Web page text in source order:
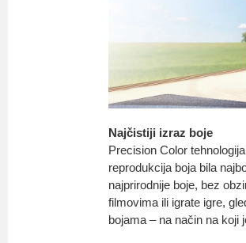
Najčistiji izraz boje
Precision Color
reprodukcija boja bila
najprirodnije boje, bez
filmovima ili igrate igre,
bojama – na način na koji